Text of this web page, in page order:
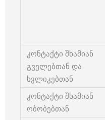
კონტაქტი შხამიან
გველებთან და
ხვლიკებთან
კონტაქტი შხამიან
ობობებთან